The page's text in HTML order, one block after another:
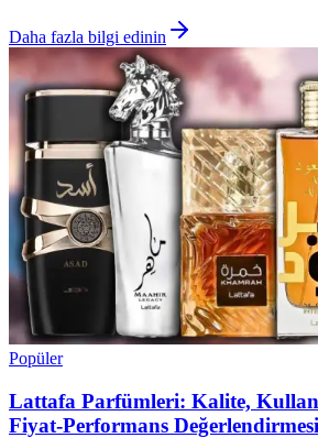
Daha fazla bilgi edinin
Popüler
Lattafa Parfümleri: Kalite,
Fiyat-Performans Değerlendirmesi